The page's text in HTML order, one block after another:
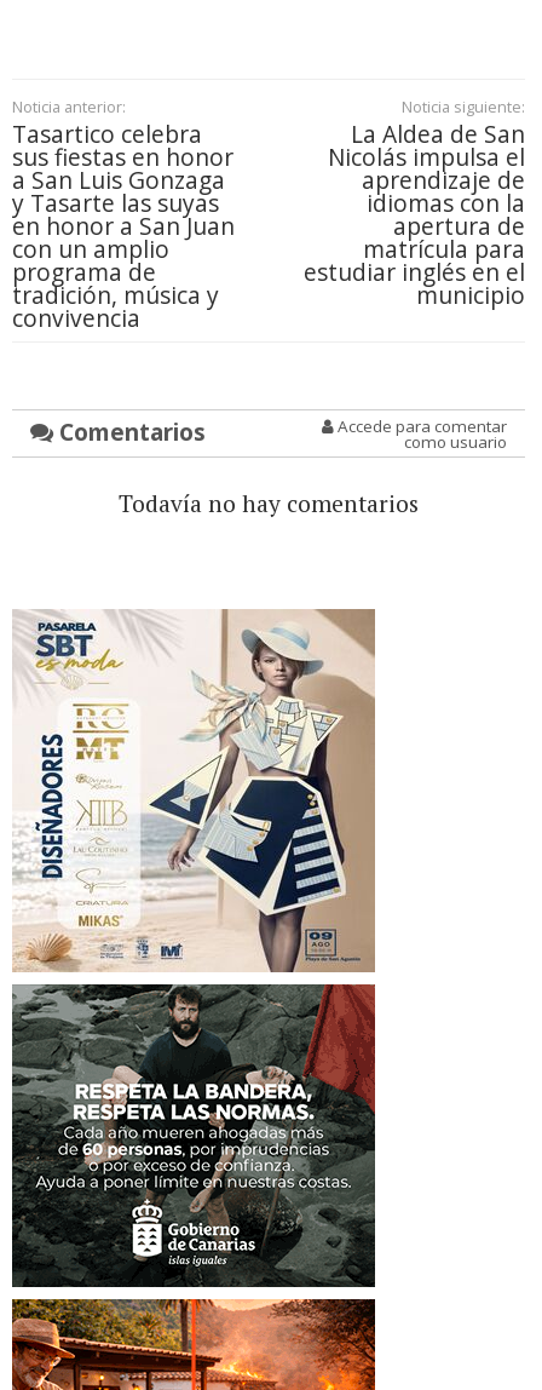
Noticia anterior:
Tasartico celebra
sus fiestas en honor
a San Luis Gonzaga
y Tasarte las suyas
en honor a San Juan
con un amplio
programa de
tradición, música y
convivencia
Noticia siguiente:
La Aldea de San
Nicolás impulsa el
aprendizaje de
idiomas con la
apertura de
matrícula para
estudiar inglés en el
municipio
Comentarios Accede para comentar
como usuario
Todavía no hay comentarios